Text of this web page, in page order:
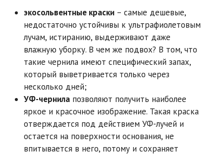
экосольвентные краски – самые дешевые,
недостаточно устойчивы к ультрафиолетовым
лучам, истиранию, выдерживают даже
влажную уборку. В чем же подвох? В том, что
такие чернила имеют специфический запах,
который выветривается только через
несколько дней;
УФ-чернила позволяют получить наиболее
яркое и красочное изображение. Такая краска
отверждается под действием УФ-лучей и
остается на поверхности основания, не
впитывается в него, потому и сохраняет